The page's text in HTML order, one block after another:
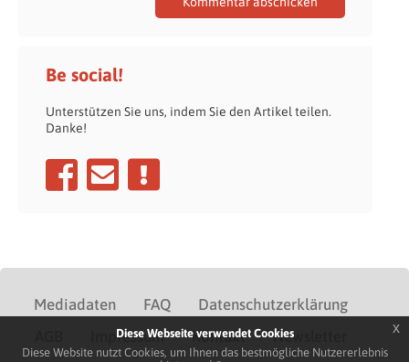
Be social!
Unterstützen Sie uns, indem Sie den Artikel teilen.
Danke!
Mediadaten FAQ
Datenschutzerklärung
Impressum Kontakt Newsletter
Diese Webseite verwendet Cookies
Diese Website nutzt Cookies, um Ihnen das bestmögliche Nutzererlebnis
x